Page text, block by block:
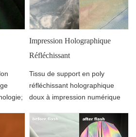
Impression Holographique
Réfléchissant
Tissu de support en poly
réfléchissant holographique
doux à impression numérique
papier réfléchissant irisé pour
vêtements de mode ou veste